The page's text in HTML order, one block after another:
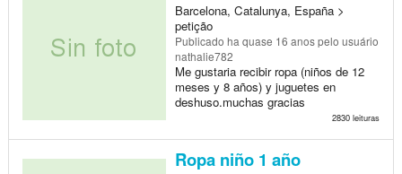
Barcelona, Catalunya, España >
petição
Publicado ha quase 16 anospelo usuário
nathalie782
Me gustaria recibir ropa (niños de 12
meses y 8 años) y juguetes en
deshuso.muchas gracias
2830 leituras
Ropa niño 1 año